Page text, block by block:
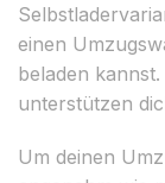
einen
beladen
unterstützen
Um deinen